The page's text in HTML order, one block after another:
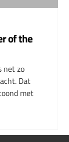
of the
net zo
Dat
met